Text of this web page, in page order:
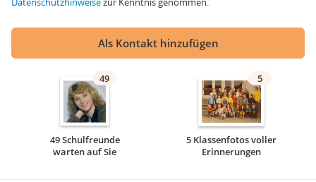
Als Kontakt hinzufügen
49
49 Schulfreunde
warten auf Sie
5
5 Klassenfotos voller
Erinnerungen